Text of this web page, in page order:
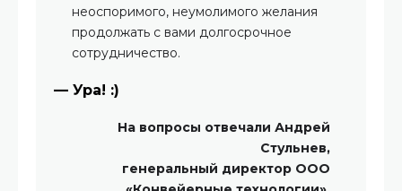
неоспоримого, неумолимого желания
продолжать с вами долгосрочное
сотрудничество.
— Ура! :)
На вопросы отвечали Андрей
Стульнев,
генеральный директор ООО